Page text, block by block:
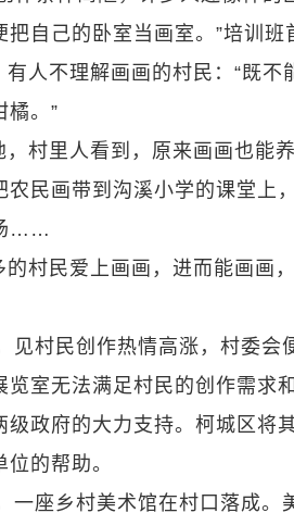
把自己的卧室当画室。”培训
有人不理解画画的村民：“既
橘。”
，村里人看到，原来画画也能
农民画带到沟溪小学的课堂上
……
的村民爱上画画，进而能画画
见村民创作热情高涨，村委
览室无法满足村民的创作需求
级政府的大力支持。柯城区将
的帮助。
一座乡村美术馆在村口落成